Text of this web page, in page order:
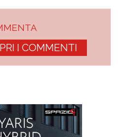
I COMMENTI